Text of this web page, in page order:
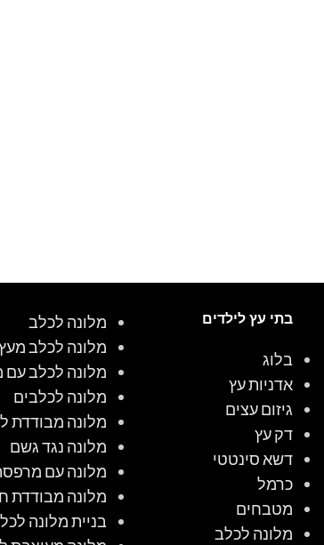
בתי עץ לילדים
בלוג
אדניות עץ
גיזום עצים
דק עץ
דשא סינטטי
כרמל
מטבחים
מלונה לכלב
מלונה לכלב
מלונה לכלב
מלונה לכלב
מלונה לכלבים
מלונה מבודדת
מלונה נגד גשם
מלונה עם
מלונה מבודדת
בניית מלונה